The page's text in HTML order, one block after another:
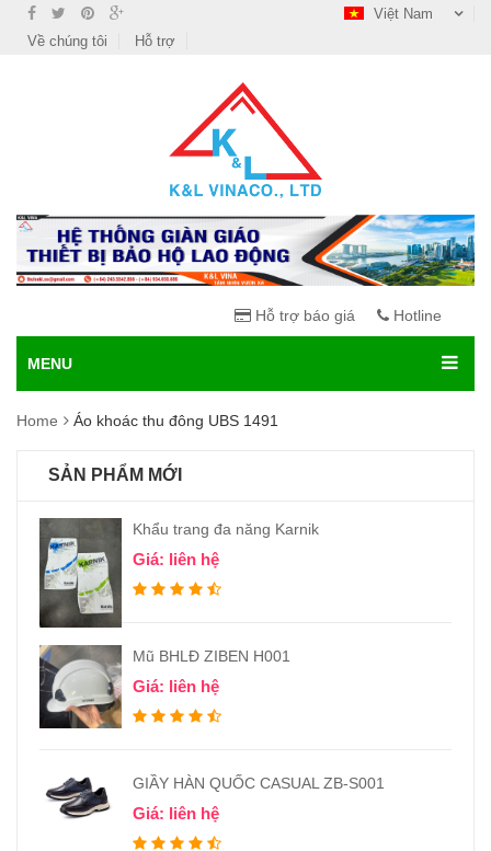
Việt Nam
Về chúng tôi
Hỗ trợ
Hỗ trợ báo giá Hotline
MENU
Home Áo khoác thu đông UBS 1491
SẢN PHẨM MỚI
Khẩu trang đa năng Karnik
Giá: liên hệ
Mũ BHLĐ ZIBEN H001
Giá: liên hệ
GIẦY HÀN QUỐC CASUAL ZB-S001
Giá: liên hệ